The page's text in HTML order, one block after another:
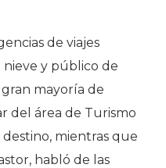
de viajes
y público de
mayoría de
del área de Turismo
mientras que
habló de las